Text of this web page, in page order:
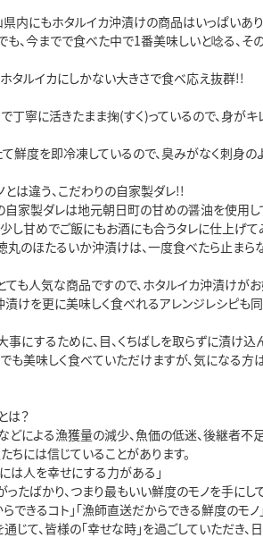
県内にもホタルイカ沖漬けの商品はいっぱいあ
も、今までで食べた中で1番美味しいと唸る、そ
タルイカにしかない大きさで食べ応え抜群!!
丁寧に活きたまま掬(すく)っているので、身が
鮮度を即冷凍しているので、臭みがなく刺身
とは違う、こだわりの自家製ダレ!!
自家製ダレは地元朝日町の甘めの醤油を使用し
し甘めでご飯にもお酒にも合うタレに仕上げて
丸のほたるいか沖漬けは、一度食べたら止まら
ても人気な商品ですので、ホタルイカ沖漬けが
漬けを更に美味しく食べれるアレンジレシピも同
にするために、目、くちばしを取らずに漬け込
でも美味しく食べていただけますが、気になる方
は？
どによる漁獲量の減少、魚価の低迷、後継者不
ちには信じていることがあります。
モノには人を幸せにする
がったばかり、つまり最もいい
できるコト」「漁師直送だからできる鮮度のモノ」
じて、皆様の「幸せな時」を過ごしていただき